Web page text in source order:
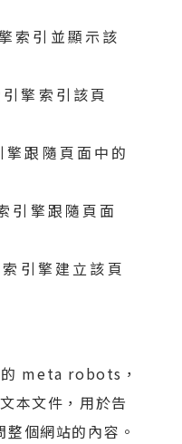
索引並顯示該
擎索引該頁
跟隨頁面中的
擎跟隨頁面
引擎建立該頁
meta robots，
本文件，用於告
個網站的內容。